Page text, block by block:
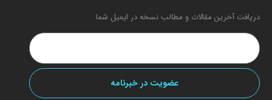
دریافت آخرین مقالات و مطالب نسخه در ایمیل شما